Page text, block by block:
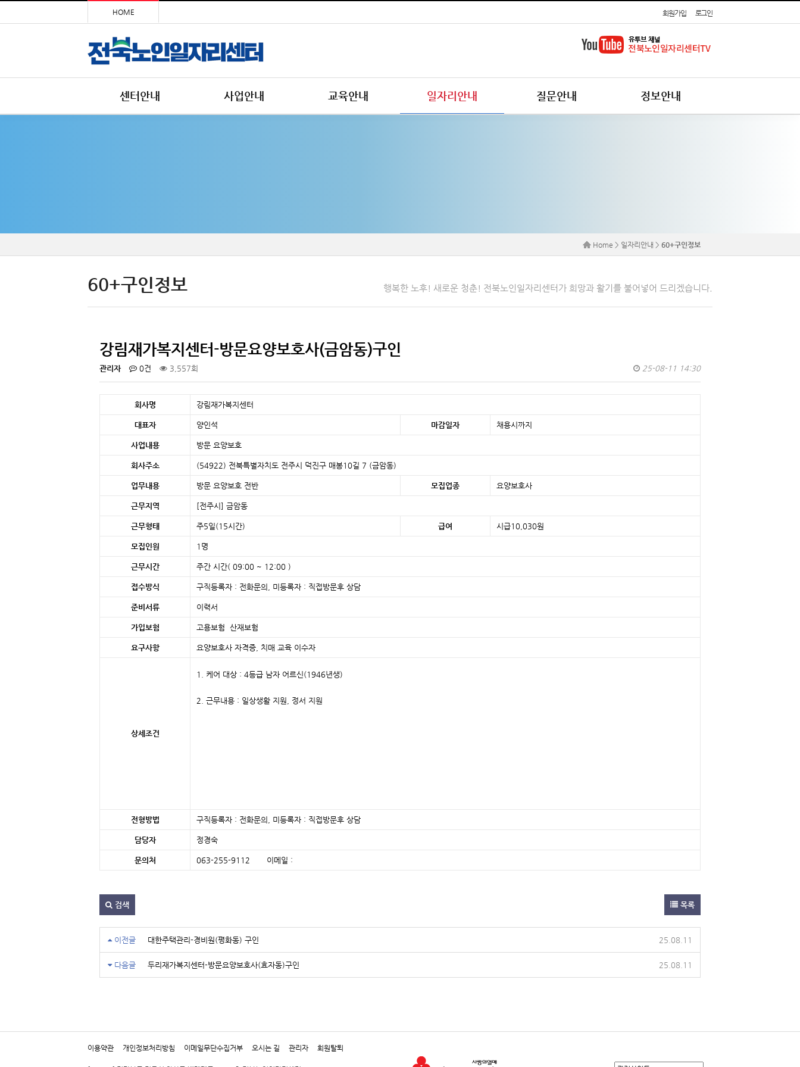
HOME 회원가입 로그인
센터안내 사업안내 교육안내 일자리안내 질문안내 정보안내
Home > 일자리안내 > 60+구인정보
60+구인정보 행복한 노후! 새로운 청춘! 전북노인일자리센터가 희망과 활기를 불어넣어 드리겠습니다.
강림재가복지센터-방문요양보호사(금암동)구인
관리자 0건 3,557회 25-08-11 14:30
회사명 강림재가복지센터
대표자 양인석 마감일자 채용시까지
사업내용 방문 요양보호
회사주소 (54922) 전북특별자치도 전주시 덕진구 매봉10길 7 (금암동)
업무내용 방문 요양보호 전반 모집업종 요양보호사
근무지역 [전주시] 금암동
근무형태 주5일(15시간) 급여 시급10,030원
모집인원 1명
근무시간 주간 시간( 09:00 ~ 12:00 )
접수방식 구직등록자 : 전화문의, 미등록자 : 직접방문후 상담
준비서류 이력서
가입보험 고용보험 산재보험
요구사항 요양보호사 자격증, 치매 교육 이수자
상세조건
1. 케어 대상 : 4등급 남자 어르신(1946년생)
2. 근무내용 : 일상생활 지원, 정서 지원
전형방법 구직등록자 : 전화문의, 미등록자 : 직접방문후 상담
담당자 정경숙
문의처 063-255-9112 이메일 :
검색 목록
이전글 대한주택관리-경비원(평화동) 구인 25.08.11
다음글 두리재가복지센터-방문요양보호사(효자동)구인 25.08.11
이용약관 개인정보처리방침 이메일무단수집거부 오시는 길 관리자 회원탈퇴